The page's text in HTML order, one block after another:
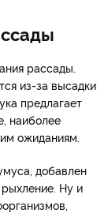
рассады.
из-за высадки
предлагает
наиболее
ожиданиям.
добавлен
Ну и